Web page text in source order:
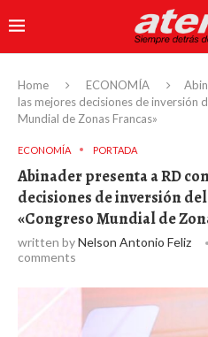
Home ECONOMÍA
las mejores decisiones de inversión
Mundial de Zonas Francas»
ECONOMÍA PORTADA
Abinader presenta a RD
decisiones de inversión
«Congreso Mundial de
written byNelson Antonio Feliz
comments